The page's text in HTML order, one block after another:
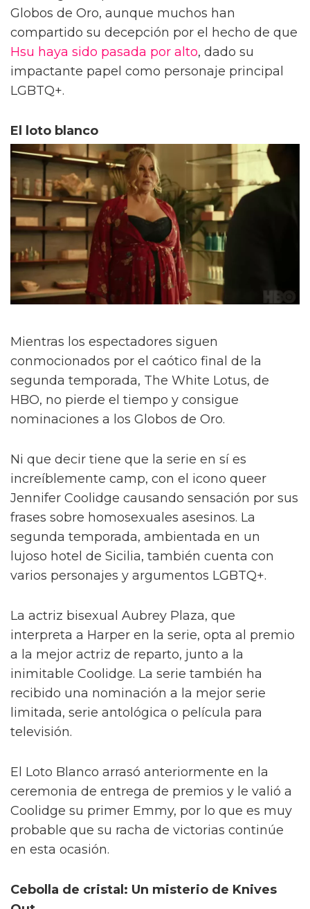
Globos de Oro, aunque muchos han
compartido su decepción por el hecho de que
Hsu haya sido pasada por alto, dado su
impactante papel como personaje principal
LGBTQ+.
El loto blanco
Mientras los espectadores siguen
conmocionados por el caótico final de la
segunda temporada, The White Lotus, de
HBO, no pierde el tiempo y consigue
nominaciones a los Globos de Oro.
Ni que decir tiene que la serie en sí es
increíblemente camp, con el icono queer
Jennifer Coolidge causando sensación por sus
frases sobre homosexuales asesinos. La
segunda temporada, ambientada en un
lujoso hotel de Sicilia, también cuenta con
varios personajes y argumentos LGBTQ+.
La actriz bisexual Aubrey Plaza, que
interpreta a Harper en la serie, opta al premio
a la mejor actriz de reparto, junto a la
inimitable Coolidge. La serie también ha
recibido una nominación a la mejor serie
limitada, serie antológica o película para
televisión.
El Loto Blanco arrasó anteriormente en la
ceremonia de entrega de premios y le valió a
Coolidge su primer Emmy, por lo que es muy
probable que su racha de victorias continúe
en esta ocasión.
Cebolla de cristal: Un misterio de Knives